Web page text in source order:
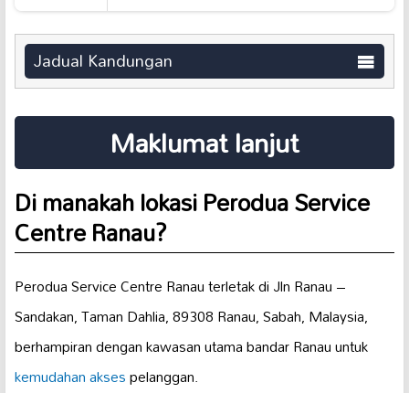
Jadual Kandungan
Maklumat lanjut
Di manakah lokasi Perodua Service
Centre Ranau?
Perodua Service Centre Ranau terletak di Jln Ranau –
Sandakan, Taman Dahlia, 89308 Ranau, Sabah, Malaysia,
berhampiran dengan kawasan utama bandar Ranau untuk
kemudahan aksespelanggan.